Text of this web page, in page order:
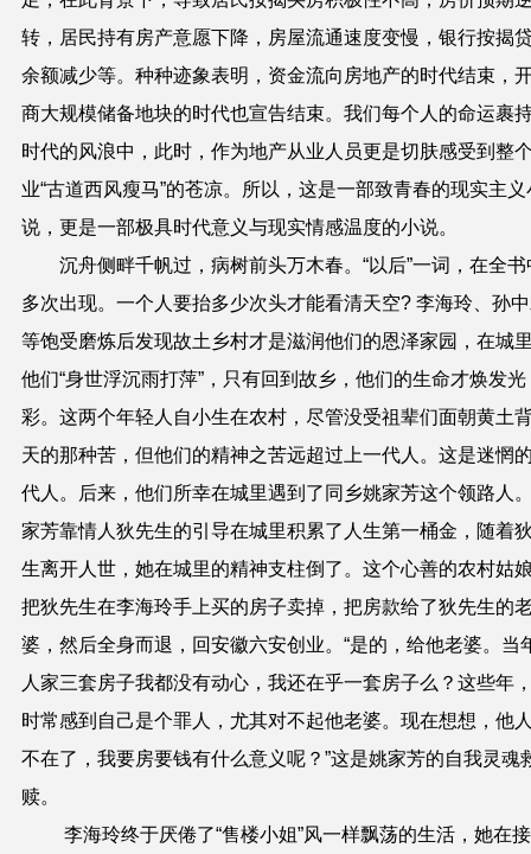
转，居民持有房产意愿下降，房屋流通速度变慢，银行按揭
余额减少等。种种迹象表明，资金流向房地产的时代结束，
商大规模储备地块的时代也宣告结束。我们每个人的命运裹
时代的风浪中，此时，作为地产从业人员更是切肤感受到整
业“古道西风瘦马”的苍凉。所以，这是一部致青春的现实主义
说，更是一部极具时代意义与现实情感温度的小说。
沉舟侧畔千帆过，病树前头万木春。“以后”一词，在全书
多次出现。一个人要抬多少次头才能看清天空? 李海玲、孙
等饱受磨炼后发现故土乡村才是滋润他们的恩泽家园，在城
他们“身世浮沉雨打萍”，只有回到故乡，他们的生命才焕发光
彩。这两个年轻人自小生在农村，尽管没受祖辈们面朝黄土
天的那种苦，但他们的精神之苦远超过上一代人。这是迷惘
代人。后来，他们所幸在城里遇到了同乡姚家芳这个领路人
家芳靠情人狄先生的引导在城里积累了人生第一桶金，随着
生离开人世，她在城里的精神支柱倒了。这个心善的农村姑
把狄先生在李海玲手上买的房子卖掉，把房款给了狄先生的
婆，然后全身而退，回安徽六安创业。“是的，给他老婆。当
人家三套房子我都没有动心，我还在乎一套房子么？这些年
时常感到自己是个罪人，尤其对不起他老婆。现在想想，他
不在了，我要房要钱有什么意义呢？”这是姚家芳的自我灵魂
赎。
李海玲终于厌倦了“售楼小姐”风一样飘荡的生活，她在